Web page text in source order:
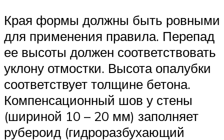
Края формы должны быть ровными
для применения правила. Перепад
ее высоты должен соответствовать
уклону отмостки. Высота опалубки
соответствует толщине бетона.
Компенсационный шов у стены
(шириной 10 – 20 мм) заполняет
рубероид (гидроразбухающий